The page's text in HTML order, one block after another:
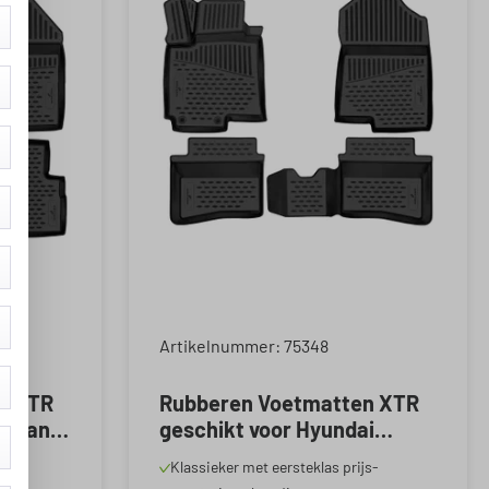
XTR
Santa
Artikelnummer: 75348
Rubberen Voetmatten XTR
geschikt voor Hyundai
Bayon (BC3) 05/2021-
Vandaag
Klassieker met eersteklas prijs-